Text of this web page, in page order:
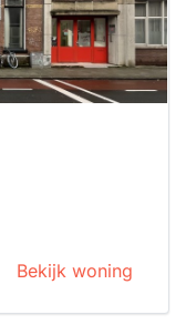
Bekijk woning